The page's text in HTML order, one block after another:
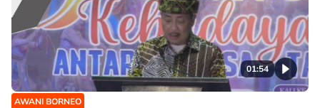
01:54
AWANI BORNEO